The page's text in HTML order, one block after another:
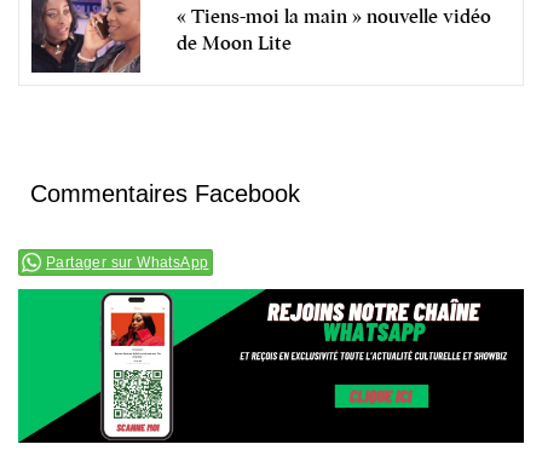
« Tiens-moi la main » nouvelle vidéo
de Moon Lite
Commentaires Facebook
Partager sur WhatsApp